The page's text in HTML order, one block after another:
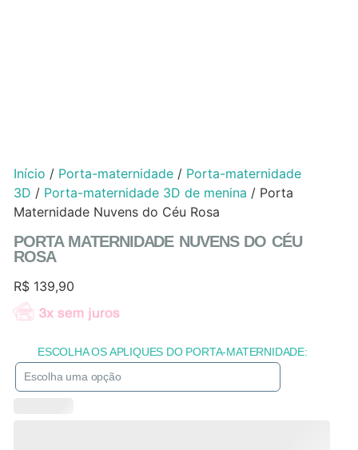
Início / Porta-maternidade / Porta-maternidade
3D / Porta-maternidade 3D de menina / Porta
Maternidade Nuvens do Céu Rosa
PORTA MATERNIDADE NUVENS DO CÉU
ROSA
R$ 139,90
ESCOLHA OS APLIQUES DO PORTA-MATERNIDADE: